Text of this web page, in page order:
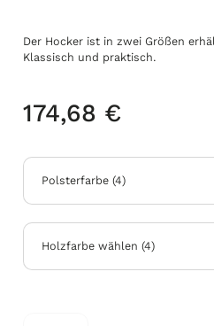
Der Hocker ist in zwei Größen
Klassisch und praktisch.
174,68 €
Polsterfarbe (4)
Holzfarbe wählen (4)